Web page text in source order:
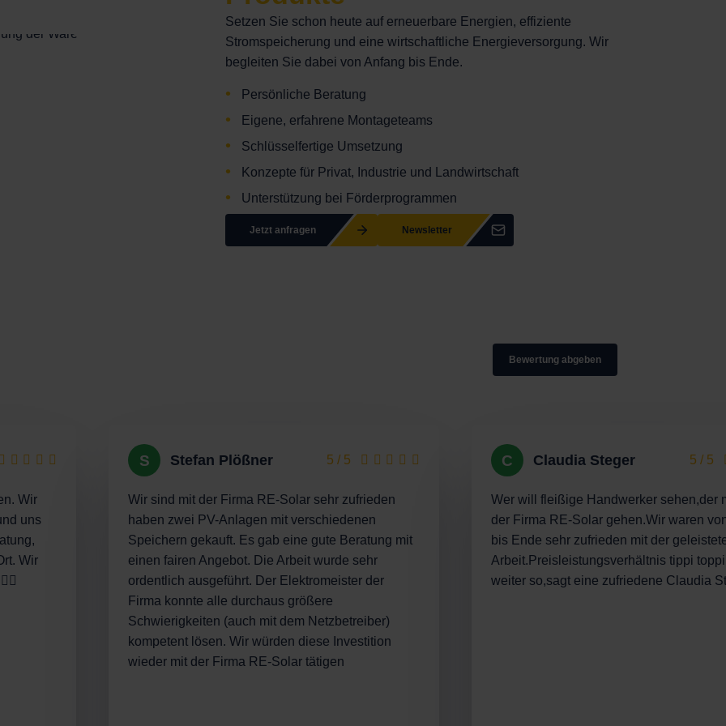
Setzen Sie schon heute auf erneuerbare Energien, effiziente
Stromspeicherung und eine wirtschaftliche Energieversorgung. Wir
begleiten Sie dabei von Anfang bis Ende.
Persönliche Beratung
Eigene, erfahrene Montageteams
Schlüsselfertige Umsetzung
Konzepte für Privat, Industrie und Landwirtschaft
Unterstützung bei Förderprogrammen
Jetzt anfragen Newsletter
Bewertung abgeben
Wir
uns
Wir
S Stefan Plößner 5 / 5
Wir sind mit der Firma RE-Solar sehr zufrieden
haben zwei PV-Anlagen mit verschiedenen
Speichern gekauft. Es gab eine gute Beratung mit
einen fairen Angebot. Die Arbeit wurde sehr
ordentlich ausgeführt. Der Elektromeister der
Firma konnte alle durchaus größere
Schwierigkeiten (auch mit dem Netzbetreiber)
kompetent lösen. Wir würden diese Investition
wieder mit der Firma RE-Solar tätigen
C Claudia Steger 5 / 5
Wer will fleißige Handwerker sehen,der
der Firma RE-Solar gehen.Wir waren
bis Ende sehr zufrieden mit der
Arbeit.Preisleistungsverhältnis tippi
weiter so,sagt eine zufriedene Claudia